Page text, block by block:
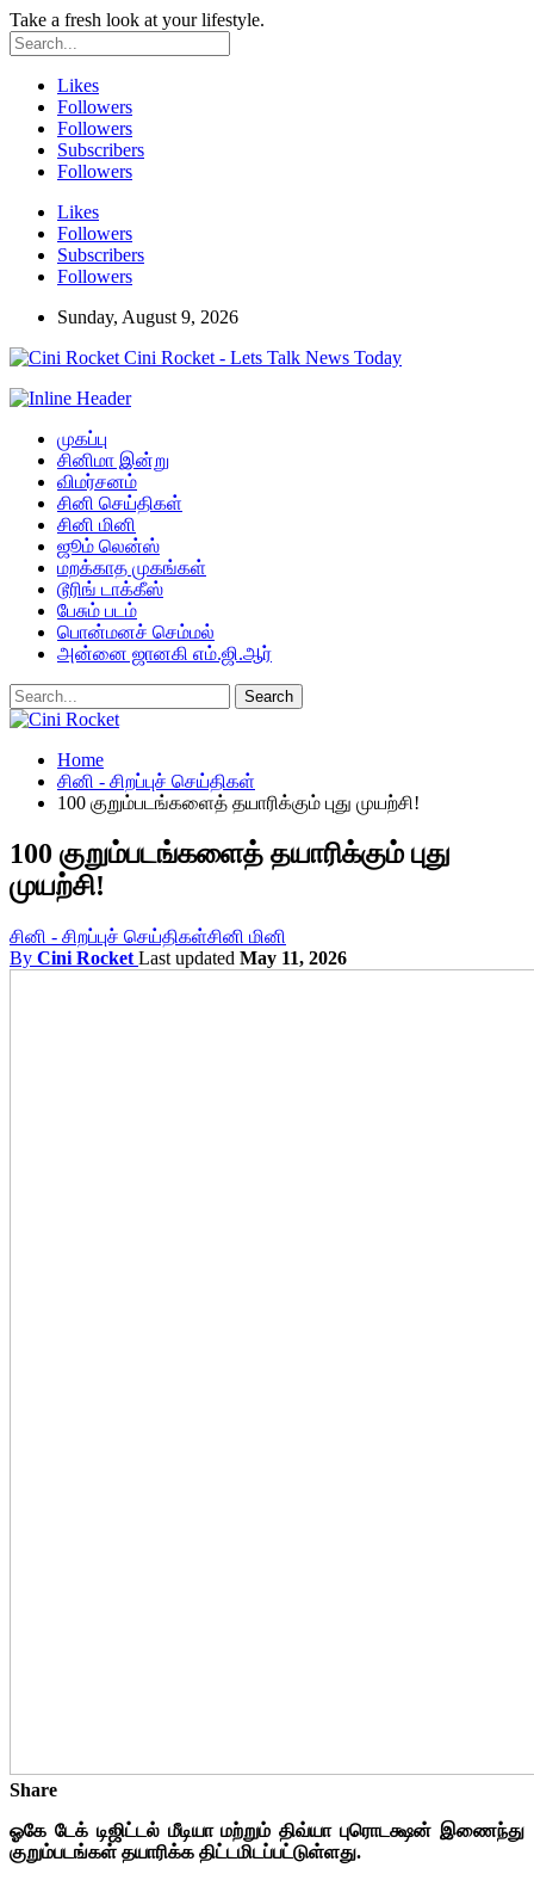
Take a fresh look at your lifestyle.
Likes
Followers
Followers
Subscribers
Followers
Likes
Followers
Subscribers
Followers
Sunday, August 9, 2026
Cini Rocket - Lets Talk News Today
முகப்பு
சினிமா இன்று
விமர்சனம்
சினி செய்திகள்
சினி மினி
ஜூம் லென்ஸ்
மறக்காத முகங்கள்
டூரிங் டாக்கீஸ்
பேசும் படம்
பொன்மனச் செம்மல்
அன்னை ஜானகி எம்.ஜி.ஆர்
Home
சினி - சிறப்புச் செய்திகள்
100 குறும்படங்களைத் தயாரிக்கும் புது முயற்சி!
100 குறும்படங்களைத் தயாரிக்கும் புது
முயற்சி!
சினி - சிறப்புச் செய்திகள்சினி மினி
By Cini Rocket Last updated May 11, 2026
Share
ஓகே டேக் டிஜிட்டல் மீடியா மற்றும் திவ்யா புரொடக்ஷன் இணைந்து
குறும்படங்கள் தயாரிக்க திட்டமிடப்பட்டுள்ளது.